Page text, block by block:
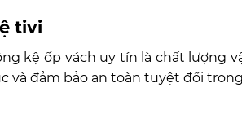
tivi
kệ ốp vách uy tín là chất lượng
và đảm bảo an toàn tuyệt đối